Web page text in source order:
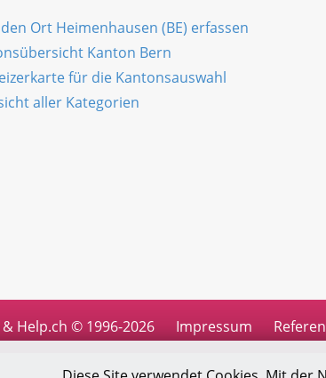
Ort Heimenhausen (BE) erfassen
Kanton Bern
für die Kantonsauswahl
aller Kategorien
Help.ch © 1996-2026 Impressum